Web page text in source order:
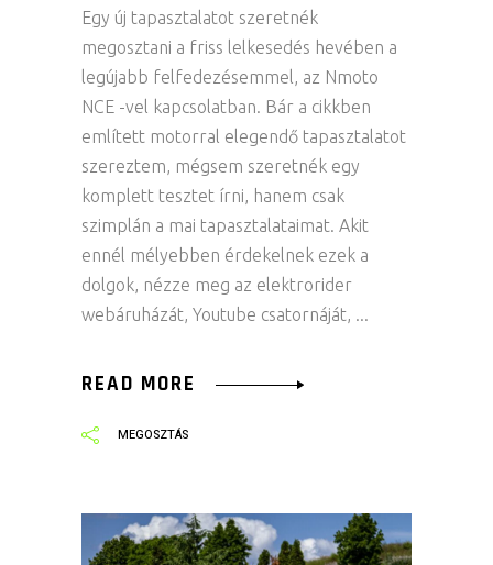
Egy új tapasztalatot szeretnék
megosztani a friss lelkesedés hevében a
legújabb felfedezésemmel, az Nmoto
NCE -vel kapcsolatban. Bár a cikkben
említett motorral elegendő tapasztalatot
szereztem, mégsem szeretnék egy
komplett tesztet írni, hanem csak
szimplán a mai tapasztalataimat. Akit
ennél mélyebben érdekelnek ezek a
dolgok, nézze meg az elektrorider
webáruházát, Youtube csatornáját,
READ MORE